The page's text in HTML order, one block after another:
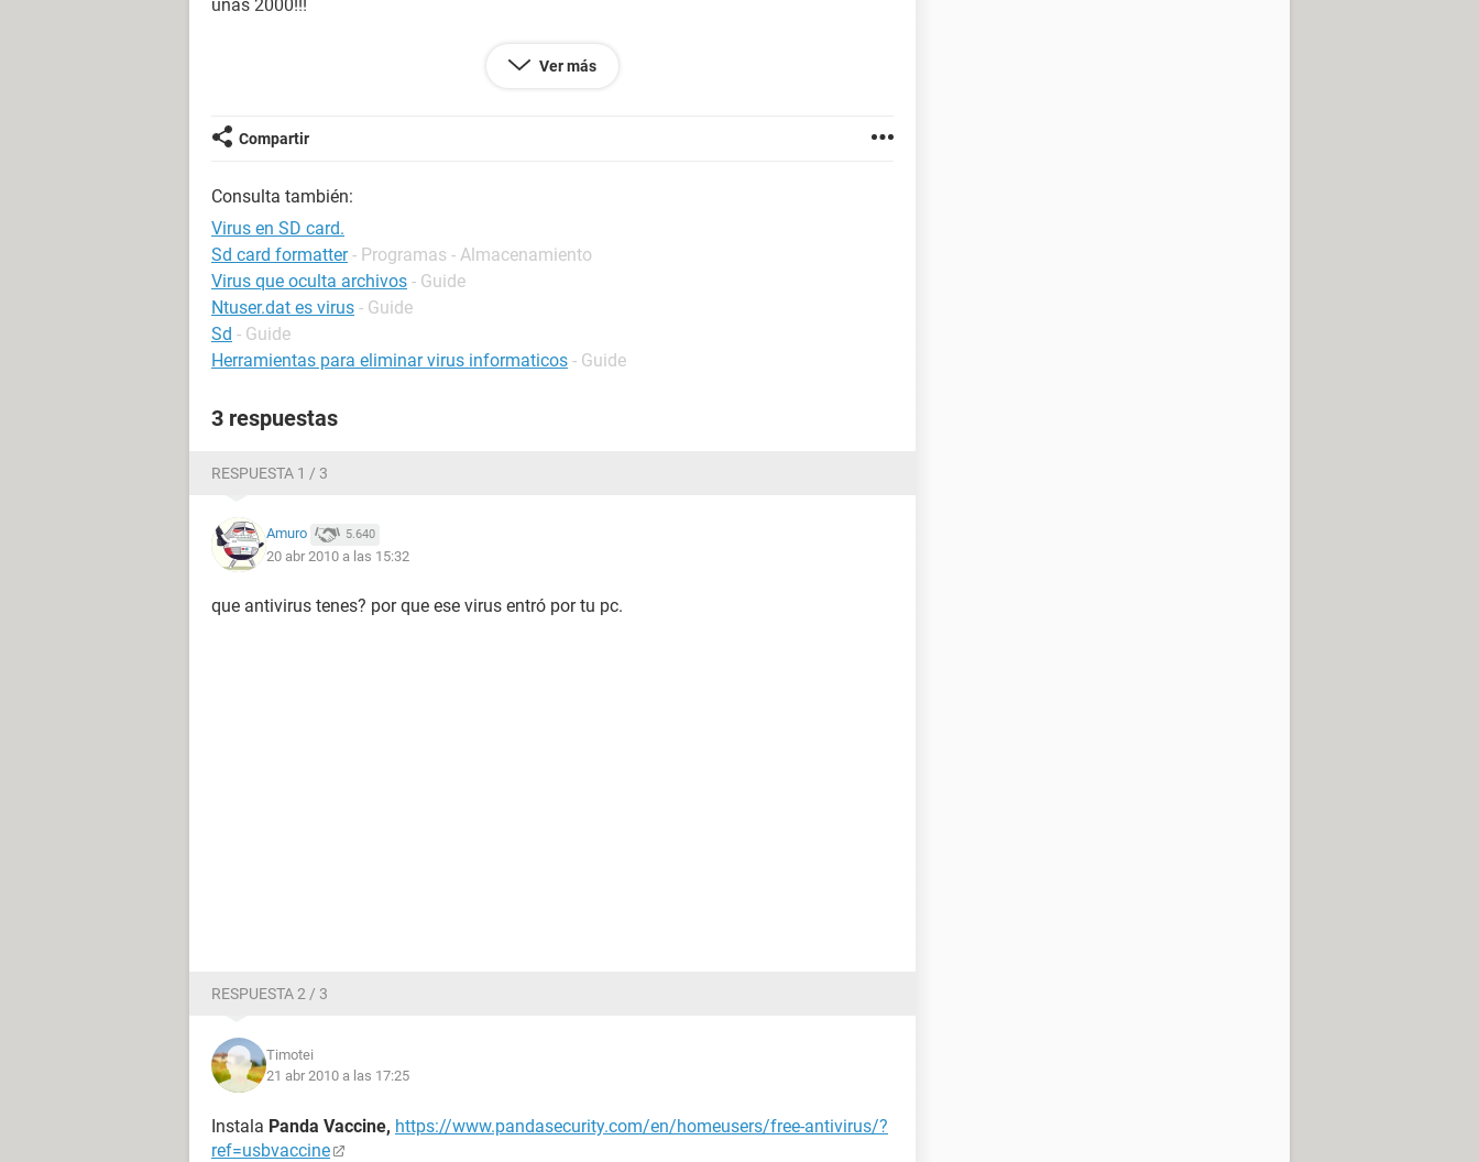
unas 2000!!!
Ver más
Compartir
Consulta también:
Virus en SD card.
Sd card formatter - Programas - Almacenamiento
Virus que oculta archivos - Guide
Ntuser.dat es virus - Guide
Sd - Guide
Herramientas para eliminar virus informaticos - Guide
3 respuestas
RESPUESTA 1 / 3
Amuro 5.640
20 abr 2010 a las 15:32
que antivirus tenes? por que ese virus entró por tu pc.
RESPUESTA 2 / 3
Timotei
21 abr 2010 a las 17:25
Instala Panda Vaccine, https://www.pandasecurity.com/en/homeusers/free-antivirus/?
ref=usbvaccine